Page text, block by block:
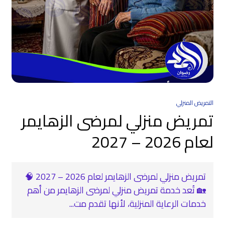
التمريض المنزلي
تمريض منزلي لمرضى الزهايمر
لعام 2026 – 2027
تمريض منزلي لمرضى الزهايمر لعام 2026 – 2027 🧠
🏡 تُعد خدمة تمريض منزلي لمرضى الزهايمر من أهم
خدمات الرعاية المنزلية، لأنها تقدم مت...